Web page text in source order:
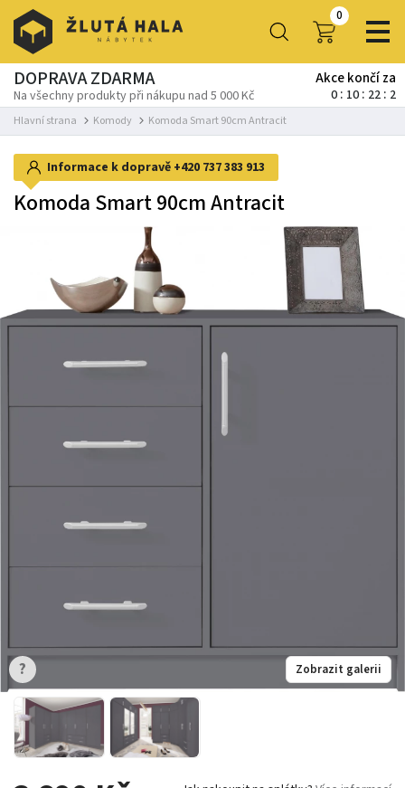
0
DOPRAVA ZDARMA
Na všechny produkty při nákupu nad 5 000 Kč
Akce končí za
0 10 22 1
Hlavní strana Komody Komoda Smart 90cm Antracit
Informace k dopravě +420 737 383 913
Komoda Smart 90cm Antracit
Zobrazit galerii
?